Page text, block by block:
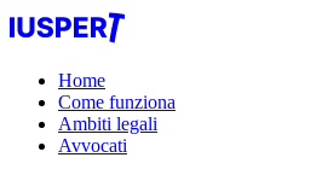
Home
Come funziona
Ambiti legali
Avvocati